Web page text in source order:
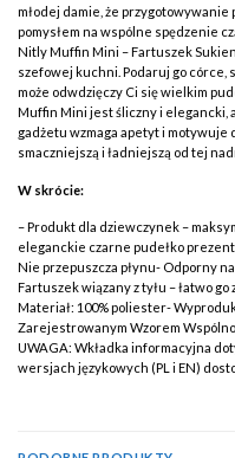
młodej damie, że
pomysłem na wspólne spędzenie
Nitly Muffin Mini – Fartuszek
szefowej kuchni. Podaruj go córce,
może odwdzięczy Ci się wielkim
Muffin Mini jest śliczny i elegancki,
gadżetu wzmaga apetyt i motywuje
smaczniejszą i ładniejszą od tej
W skrócie:
– Produkt dla dziewczynek –
eleganckie czarne pudełko
Nie przepuszcza płynu- Odporny
Fartuszek wiązany z tyłu – łatwo
Materiał: 100% poliester-
Zarejestrowanym Wzorem
UWAGA: Wkładka informacyjna
wersjach językowych (PL i EN)